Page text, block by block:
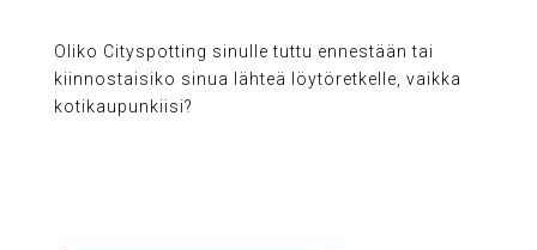
Oliko Cityspotting sinulle tuttu ennestään tai
kiinnostaisiko sinua lähteä löytöretkelle, vaikka
kotikaupunkiisi?